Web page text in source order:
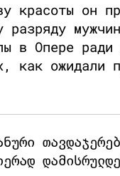
красоты он
разряду
в Опере ради
как ожидали